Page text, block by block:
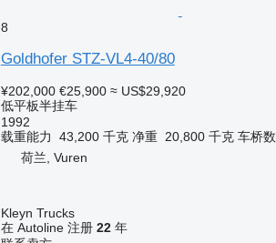
8
Goldhofer STZ-VL4-40/80
¥202,000 €25,900 ≈ US$29,920
低平板半挂车
1992
载重能力
43,200 千克 净重 20,800 千克 车桥数
荷兰, Vuren
Kleyn Trucks
在 Autoline 注册 22年